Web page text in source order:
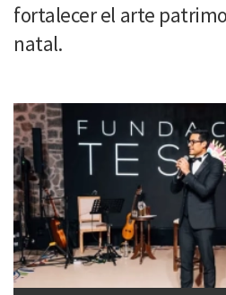
fortalecer el arte
natal.